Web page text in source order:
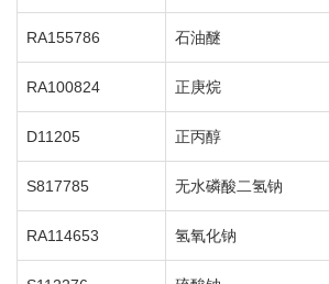
RA155786 石油醚
RA100824 正庚烷
D11205 正丙醇
S817785 无水磷酸二氢钠
RA114653 氢氧化钠